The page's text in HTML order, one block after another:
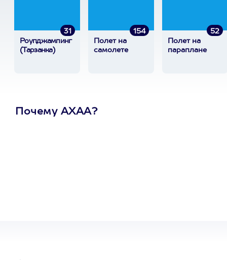
31
Роупджампинг
(Тарзанка)
154
Полет на
самолете
52
Полет на
параплане
Почему АХАА?